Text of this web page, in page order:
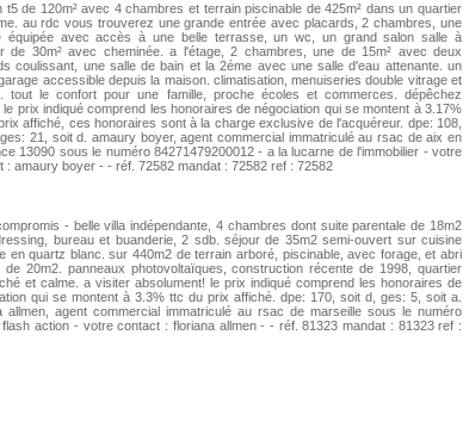
t5 de 120m² avec 4 chambres et terrain piscinable de 425m² dans un quartier
au rdc vous trouverez une grande entrée avec placards, 2 chambres, une
équipée avec accès à une belle terrasse, un wc, un grand salon salle à
de 30m² avec cheminée. a l'étage, 2 chambres, une de 15m² avec deux
coulissant, une salle de bain et la 2éme avec une salle d'eau attenante. un
accessible depuis la maison. climatisation, menuiseries double vitrage et
tout le confort pour une famille, proche écoles et commerces. dépêchez
le prix indiqué comprend les honoraires de négociation qui se montent à 3.17%
affiché, ces honoraires sont à la charge exclusive de l'acquéreur. dpe: 108,
21, soit d. amaury boyer, agent commercial immatriculé au rsac de aix en
13090 sous le numéro 84271479200012 - a la lucarne de l'immobilier - votre
: amaury boyer - - réf. 72582 mandat : 72582 ref : 72582
- belle villa indépendante, 4 chambres dont suite parentale de 18m2
bureau et buanderie, 2 sdb. séjour de 35m2 semi-ouvert sur cuisine
en quartz blanc. sur 440m2 de terrain arboré, piscinable, avec forage, et abri
de 20m2. panneaux photovoltaïques, construction récente de 1998, quartier
et calme. a visiter absolument! le prix indiqué comprend les honoraires de
qui se montent à 3.3% ttc du prix affiché. dpe: 170, soit d, ges: 5, soit a.
allmen, agent commercial immatriculé au rsac de marseille sous le numéro
action - votre contact : floriana allmen - - réf. 81323 mandat : 81323 ref :